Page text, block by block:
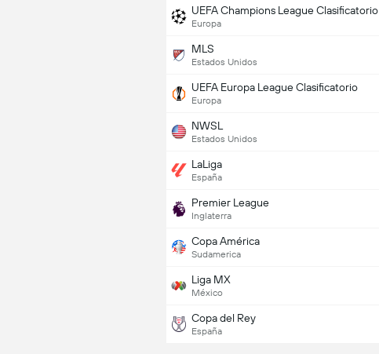
UEFA Champions League Clasificatorio
Europa
MLS
Estados Unidos
UEFA Europa League Clasificatorio
Europa
NWSL
Estados Unidos
LaLiga
España
Premier League
Inglaterra
Copa América
Sudamerica
Liga MX
México
Copa del Rey
España